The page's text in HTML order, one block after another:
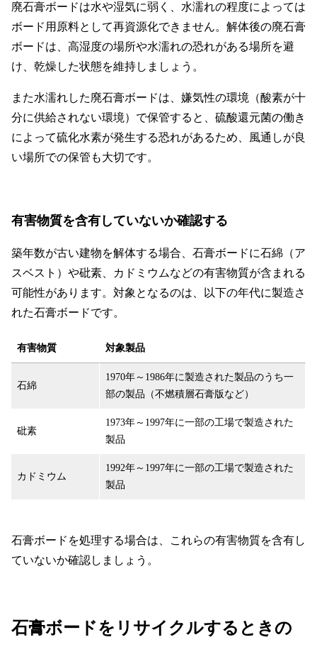
廃石膏ボードは水や湿気に弱く、水濡れの程度によっては
ボード用原料として再資源化できません。解体後の廃石膏
ボードは、高湿度の場所や水濡れの恐れがある場所を避
け、乾燥した状態を維持しましょう。
また水濡れした廃石膏ボードは、嫌気性の環境（酸素が十
分に供給されない環境）で保管すると、硫酸還元菌の働き
によって硫化水素が発生する恐れがあるため、風通しが良
い場所での保管も大切です。
有害物質を含有していないか確認する
築年数が古い建物を解体する場合、石膏ボードに石綿（ア
スベスト）や砒素、カドミウムなどの有害物質が含まれる
可能性があります。対象となるのは、以下の年代に製造さ
れた石膏ボードです。
有害物質 対象製品
石綿
1970年～1986年に製造された製品のうち一
部の製品（不燃積層石膏版など）
砒素
1973年～1997年に一部の工場で製造された
製品
カドミウム
1992年～1997年に一部の工場で製造された
製品
石膏ボードを処理する場合は、これらの有害物質を含有し
ていないか確認しましょう。
石膏ボードをリサイクルするときの